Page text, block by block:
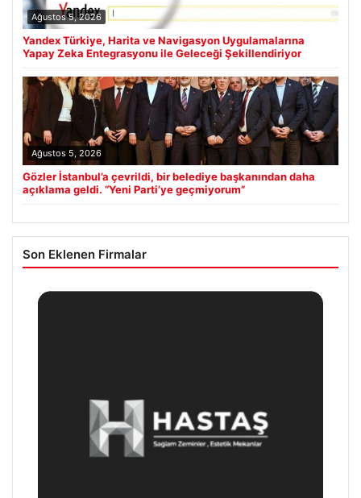
Ağustos 5, 2026
Yandex Türkiye, Harita ve Navigasyon Uygulamalarına
Yapay Zeka Entegrasyonu ile Geleceği Şekillendiriyor
Ağustos 5, 2026
Gözler İstanbul’a çevrildi, bir belediye başkanından daha
açıklama geldi. “Yeni Parti’ye geçmiyorum”
Son Eklenen Firmalar